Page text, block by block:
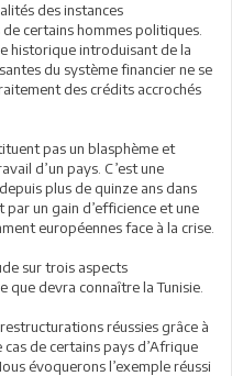
des instances
certains hommes politiques.
historique introduisant de la
du système financier ne se
des crédits accrochés
pas un blasphème et
d’un pays. C’est une
plus de quinze ans dans
un gain d’efficience et une
européennes face à la crise.
sur trois aspects
devra connaître la Tunisie.
réussies grâce à
cas de certains pays d’Afrique
évoquerons l’exemple réussi